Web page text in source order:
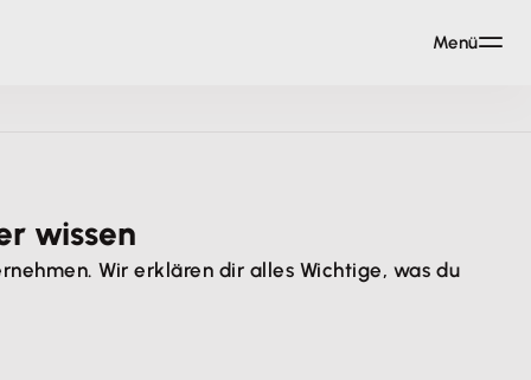
wissen
Wir erklären dir alles Wichtige, was du
Menü